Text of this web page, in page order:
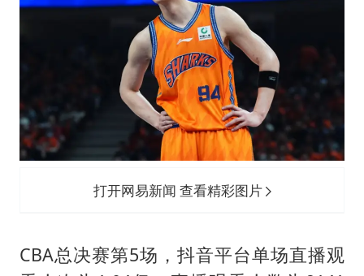
打开网易新闻 查看精彩图片
CBA总决赛第5场，抖音平台单场直播观